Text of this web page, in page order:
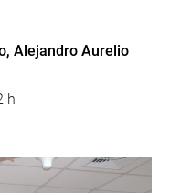
Alejandro Aurelio
h